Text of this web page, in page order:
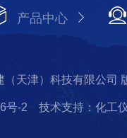
产品中心
天津）科技有限公司
号-2 技术支持：化工